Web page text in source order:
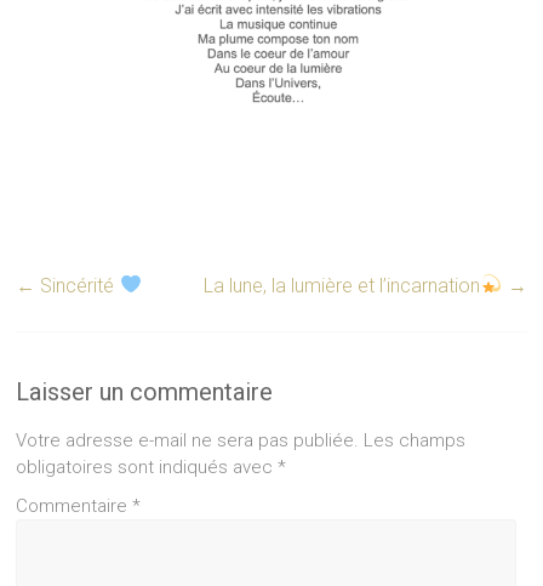
← Sincérité La lune, la lumière et l’incarnation →
Laisser un commentaire
Votre adresse e-mail ne sera pas publiée. Les champs
obligatoires sont indiqués avec*
Commentaire*